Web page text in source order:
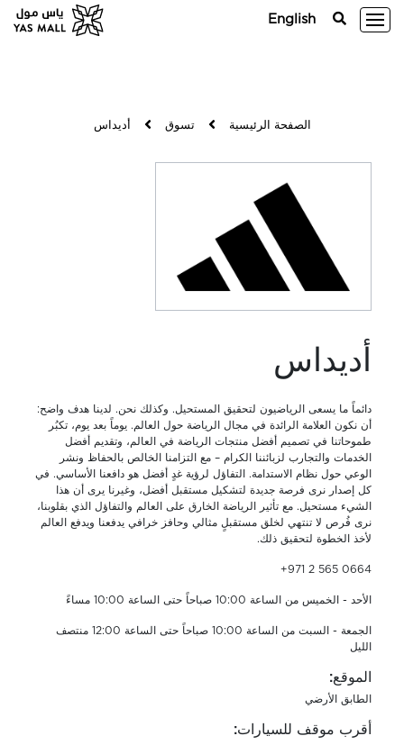
English
الصفحة الرئيسية تسوق أديداس
أديداس
دائماً ما يسعى الرياضيون لتحقيق المستحيل. وكذلك نحن. لدينا هدف واضح:
أن نكون العلامة الرائدة في مجال الرياضة حول العالم. يوماً بعد يوم، تكبُر
طموحاتنا في تصميم أفضل منتجات الرياضة في العالم، وتقديم أفضل
الخدمات والتجارب لزبائننا الكرام – مع التزامنا الخالص بالحفاظ ونشر
الوعي حول نظام الاستدامة. التفاؤل لرؤية غدٍ أفضل هو دافعنا الأساسي. في
كل إصدار نرى فرصة جديدة لتشكيل مستقبل أفضل، وغيرنا يرى أن هذا
الشيء مستحيل. مع تأثير الرياضة الخارق على العالم والتفاؤل الذي بقلوبنا،
نرى فُرص لا تنتهي لخلق مستقبلٍ مثالي وحافز خرافي يدفعنا ويدفع العالم
لأخذ الخطوة لتحقيق ذلك.
+971 2 565 0664
الأحد - الخميس من الساعة 10:00 صباحاً حتى الساعة 10:00 مساءً
الجمعة - السبت من الساعة 10:00 صباحاً حتى الساعة 12:00 منتصف
الليل
الموقع:
الطابق الأرضي
أقرب موقف للسيارات: